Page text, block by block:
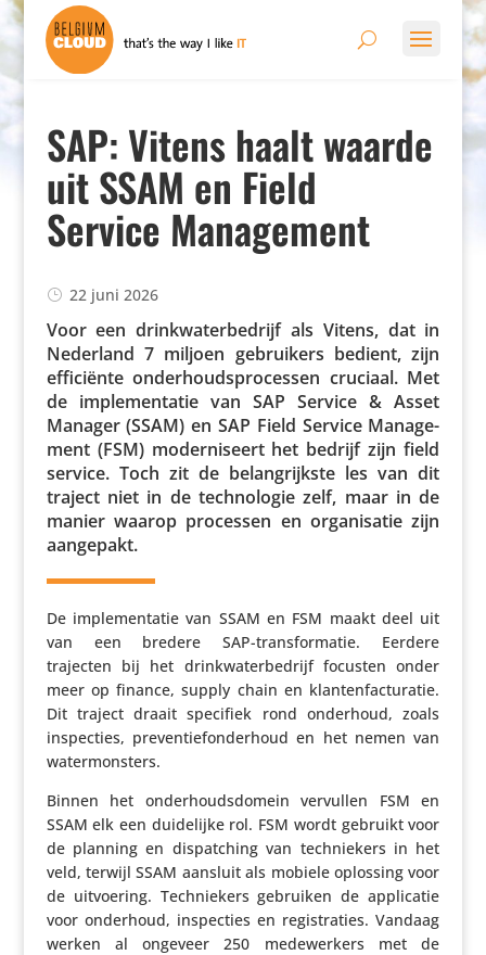
SAP: Vitens haalt waarde
uit SSAM en Field
Service Management
22 juni 2026
Voor een drink­wa­ter­be­drijf als Vitens, dat in
Nederland 7 miljoen gebrui­kers bedient, zijn
effi­ci­ënte onder­houds­pro­cessen cruciaal. Met
de imple­men­tatie van SAP Service & Asset
Manager (SSAM) en SAP Field Service Mana­ge­
ment (FSM) moder­ni­seert het bedrijf zijn field
service. Toch zit de belang­rijkste les van dit
traject niet in de tech­no­logie zelf, maar in de
manier waarop processen en orga­ni­satie zijn
aangepakt.
De imple­men­tatie van SSAM en FSM maakt deel uit
van een bredere SAP-trans­for­matie. Eerdere
trajecten bij het drink­wa­ter­be­drijf focusten onder
meer op finance, supply chain en klan­ten­fac­tu­ratie.
Dit traject draait specifiek rond onderhoud, zoals
inspec­ties, preven­tie­fon­der­houd en het nemen van
watermonsters.
Binnen het onder­houds­do­mein vervullen FSM en
SSAM elk een duide­lijke rol. FSM wordt gebruikt voor
de planning en dispat­ching van tech­nie­kers in het
veld, terwijl SSAM aansluit als mobiele oplossing voor
de uitvoe­ring. Tech­nie­kers gebruiken de appli­catie
voor onderhoud, inspec­ties en regi­stra­ties. Vandaag
werken al ongeveer 250 mede­wer­kers met de